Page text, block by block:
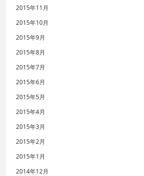
2015年11月
2015年10月
2015年9月
2015年8月
2015年7月
2015年6月
2015年5月
2015年4月
2015年3月
2015年2月
2015年1月
2014年12月